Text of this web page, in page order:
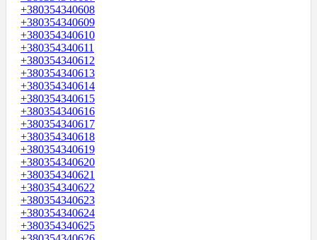
+380354340608
+380354340609
+380354340610
+380354340611
+380354340612
+380354340613
+380354340614
+380354340615
+380354340616
+380354340617
+380354340618
+380354340619
+380354340620
+380354340621
+380354340622
+380354340623
+380354340624
+380354340625